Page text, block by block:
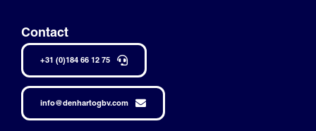
Contact
+31 (0)184 66 12 75
info@denhartogbv.com